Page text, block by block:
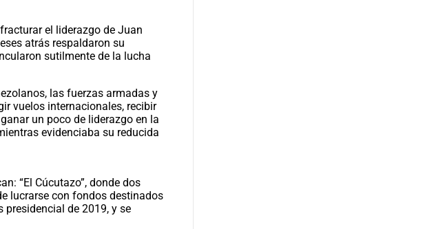
el liderazgo de Juan
atrás respaldaron su
sutilmente de la lucha
las fuerzas armadas y
vuelos internacionales, recibir
un poco de liderazgo en la
evidenciaba su reducida
“El Cúcutazo”, donde dos
lucrarse con fondos destinados
de 2019, y se